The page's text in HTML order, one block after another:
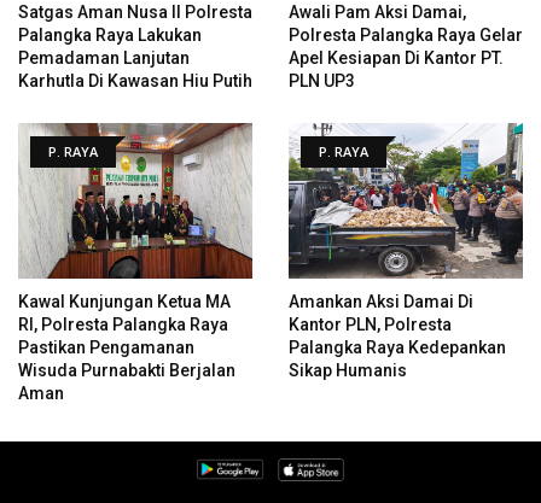
Satgas Aman Nusa II Polresta
Palangka Raya Lakukan
Pemadaman Lanjutan
Karhutla Di Kawasan Hiu Putih
Awali Pam Aksi Damai,
Polresta Palangka Raya Gelar
Apel Kesiapan Di Kantor PT.
PLN UP3
P. RAYA
Kawal Kunjungan Ketua MA
RI, Polresta Palangka Raya
Pastikan Pengamanan
Wisuda Purnabakti Berjalan
Aman
P. RAYA
Amankan Aksi Damai Di
Kantor PLN, Polresta
Palangka Raya Kedepankan
Sikap Humanis